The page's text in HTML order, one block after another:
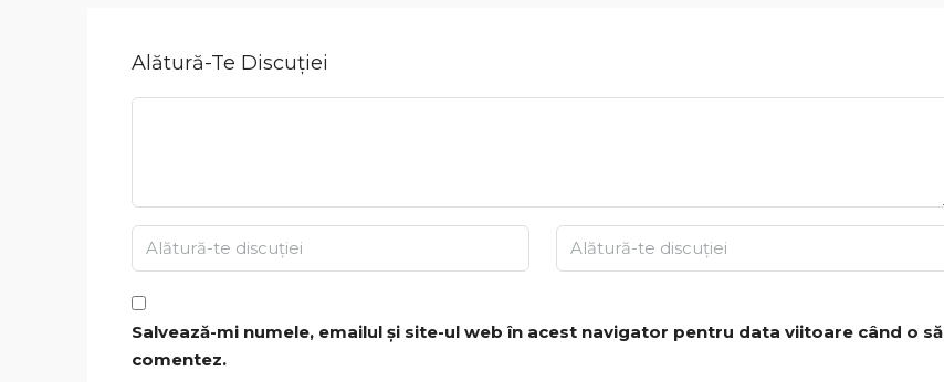
Alătură-Te Discuției
Salvează-mi numele, emailul și site-ul web în acest navigator pentru data viitoare când o să
comentez.